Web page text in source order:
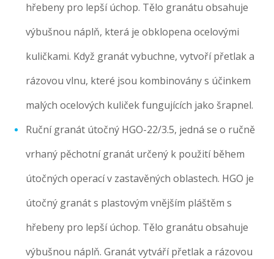
hřebeny pro lepší úchop. Tělo granátu obsahuje
výbušnou náplň, která je obklopena ocelovými
kuličkami. Když granát vybuchne, vytvoří přetlak a
rázovou vlnu, které jsou kombinovány s účinkem
malých ocelových kuliček fungujících jako šrapnel.
Ruční granát útočný HGO-22/3.5, jedná se o ručně
vrhaný pěchotní granát určený k použití během
útočných operací v zastavěných oblastech. HGO je
útočný granát s plastovým vnějším pláštěm s
hřebeny pro lepší úchop. Tělo granátu obsahuje
výbušnou náplň. Granát vytváří přetlak a rázovou